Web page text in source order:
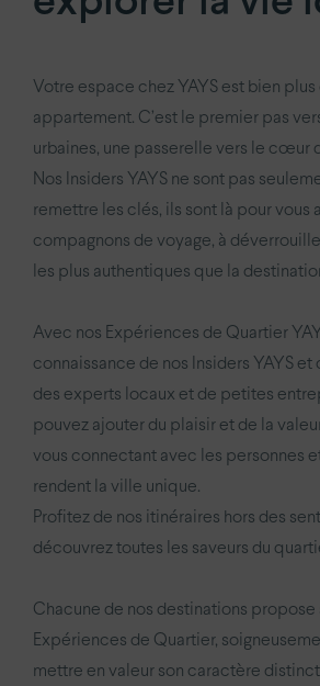
Votre espace chez YAYS est bien plus
appartement. C’est le premier pas
urbaines, une passerelle vers le cœur
Nos Insiders YAYS ne sont pas
remettre les clés, ils sont là pour vous
compagnons de voyage, à
les plus authentiques que la
Avec nos Expériences de Quartier
connaissance de nos Insiders YAYS
des experts locaux et de petites
pouvez ajouter du plaisir et de la
vous connectant avec les personnes
rendent la ville unique.
Profitez de nos itinéraires hors des
découvrez toutes les saveurs du
Chacune de nos destinations propose
Expériences de Quartier,
mettre en valeur son caractère
YAYSAmsterdam The Crane
Anvers.
YAYSThe Hague Willemspark by
Paris.
YAYSParis Issy